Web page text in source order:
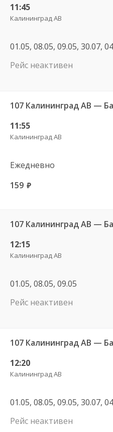
11:45
Калининград АВ
01.05, 08.05, 09.05, 30.07,
Рейс неактивен
107 Калининград АВ —
11:55
Калининград АВ
Ежедневно
159 руб.
107 Калининград АВ —
12:15
Калининград АВ
01.05, 08.05, 09.05
Рейс неактивен
107 Калининград АВ —
12:20
Калининград АВ
01.05, 08.05, 09.05, 30.07,
Рейс неактивен